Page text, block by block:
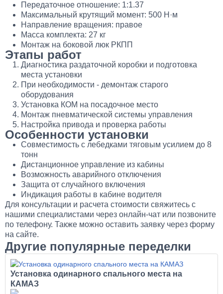
Передаточное отношение: 1:1.37
Максимальный крутящий момент: 500 Н·м
Направление вращения: правое
Масса комплекта: 27 кг
Монтаж на боковой люк РКПП
Этапы работ
Диагностика раздаточной коробки и подготовка
места установки
При необходимости - демонтаж старого
оборудования
Установка КОМ на посадочное место
Монтаж пневматической системы управления
Настройка привода и проверка работы
Особенности установки
Совместимость с лебедками тяговым усилием до 8
тонн
Дистанционное управление из кабины
Возможность аварийного отключения
Защита от случайного включения
Индикация работы в кабине водителя
Для консультации и расчета стоимости свяжитесь с
нашими специалистами через онлайн-чат или позвоните
по телефону. Также можно оставить заявку через форму
на сайте.
Другие популярные переделки
Установка одинарного спального места на
КАМАЗ